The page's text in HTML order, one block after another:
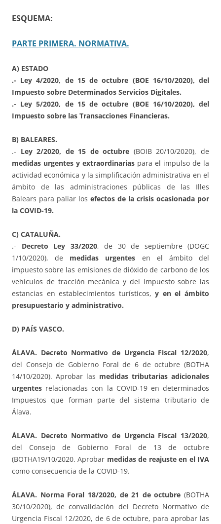
ESQUEMA:
PARTE PRIMERA. NORMATIVA.
A) ESTADO
.- Ley 4/2020, de 15 de octubre (BOE 16/10/2020), del
Impuesto sobre Determinados Servicios Digitales.
.- Ley 5/2020, de 15 de octubre (BOE 16/10/2020), del
Impuesto sobre las Transacciones Financieras.
B) BALEARES.
.- Ley 2/2020, de 15 de octubre (BOIB 20/10/2020), de
medidas urgentes y extraordinarias para el impulso de la
actividad económica y la simplificación administrativa en el
ámbito de las administraciones públicas de las Illes
Balears para paliar los efectos de la crisis ocasionada por
la COVID-19.
C) CATALUÑA.
.- Decreto Ley 33/2020, de 30 de septiembre (DOGC
1/10/2020), de medidas urgentes en el ámbito del
impuesto sobre las emisiones de dióxido de carbono de los
vehículos de tracción mecánica y del impuesto sobre las
estancias en establecimientos turísticos,y en el ámbito
presupuestario y administrativo.
D) PAÍS VASCO.
ÁLAVA. Decreto Normativo de Urgencia Fiscal 12/2020,
del Consejo de Gobierno Foral de 6 de octubre (BOTHA
14/10/2020). Aprobar las medidas tributarias adicionales
urgentes relacionadas con la COVID-19 en determinados
Impuestos que forman parte del sistema tributario de
Álava.
ÁLAVA. Decreto Normativo de Urgencia Fiscal 13/2020,
del Consejo de Gobierno Foral de 13 de octubre
(BOTHA19/10/2020. Aprobar medidas de reajuste en el IVA
como consecuencia de la COVID-19.
ÁLAVA. Norma Foral 18/2020, de 21 de octubre (BOTHA
30/10/2020), de convalidación del Decreto Normativo de
Urgencia Fiscal 12/2020, de 6 de octubre, para aprobar las